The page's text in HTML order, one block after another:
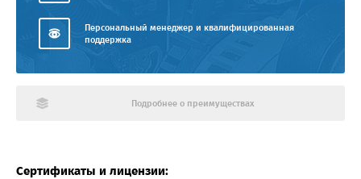
Персональный менеджер и квалифицированная
поддержка
Подробнее о преимуществах
Сертификаты и лицензии: